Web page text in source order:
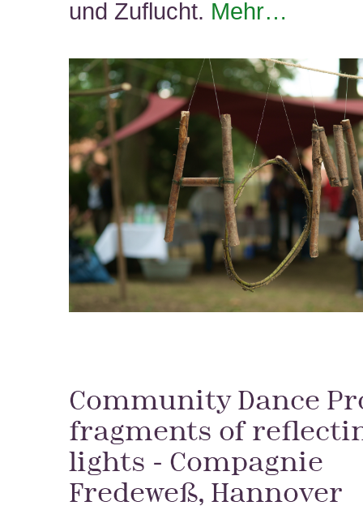
und Zuflucht. Mehr…
Community Dance
fragments of
lights - Compagnie
Fredeweß, Hannover